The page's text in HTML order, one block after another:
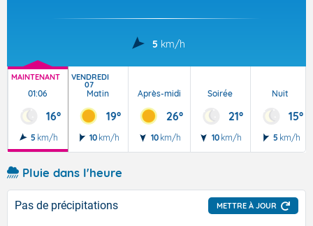
5 km/h
MAINTENANT
01:06
16°
5 km/h
VENDREDI
07
Matin
19°
10 km/h
Après-midi
26°
10 km/h
Soirée
21°
10 km/h
Nuit
15°
5 km/h
Pluie dans l'heure
Pas de précipitations METTRE À JOUR